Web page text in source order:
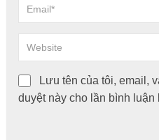
Lưu tên của tôi, email,
duyệt này cho lần bình luận